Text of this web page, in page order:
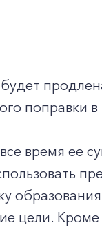
поправки в
время ее
цели.